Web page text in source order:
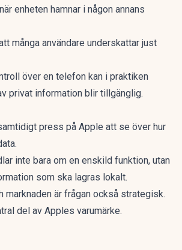
enheten hamnar i någon annans
många användare underskattar just
över en telefon kan i praktiken
privat information blir tillgänglig.
press på Apple att se över hur
inte bara om en enskild funktion, utan
som ska lagras lokalt.
marknaden är frågan också strategisk.
del av Apples varumärke.